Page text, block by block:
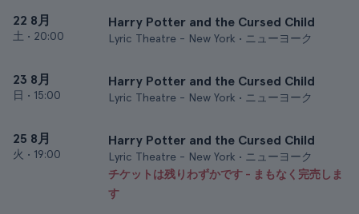
22 8月
土 • 20:00
Harry Potter and the Cursed Child
Lyric Theatre - New York • ニューヨーク
23 8月
日 • 15:00
Harry Potter and the Cursed Child
Lyric Theatre - New York • ニューヨーク
25 8月
火 • 19:00
Harry Potter and the Cursed Child
Lyric Theatre - New York • ニューヨーク
チケットは残りわずかです - まもなく完売しま
す